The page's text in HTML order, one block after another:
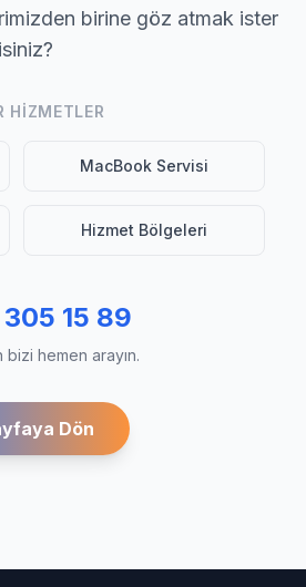
birine göz atmak ister
HIZMETLER
MacBook Servisi
Hizmet Bölgeleri
15 89
hemen arayın.
Dön